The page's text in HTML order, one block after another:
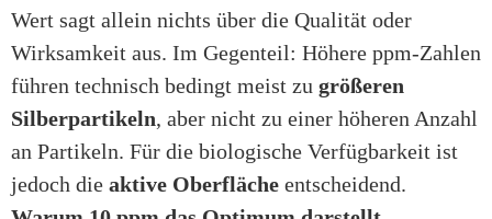
Wert sagt allein nichts über die Qualität oder
Wirksamkeit aus. Im Gegenteil: Höhere ppm-Zahlen
führen technisch bedingt meist zu größeren
Silberpartikeln, aber nicht zu einer höheren Anzahl
an Partikeln. Für die biologische Verfügbarkeit ist
jedoch die aktive Oberfläche entscheidend.